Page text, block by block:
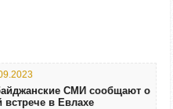
СМИ сообщают о
встрече в Евлахе